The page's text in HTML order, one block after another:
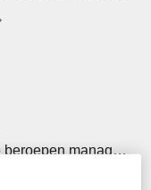
Overige beroepen management